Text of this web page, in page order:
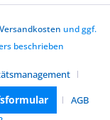
Versandkosten und ggf.
beschrieben
AGB